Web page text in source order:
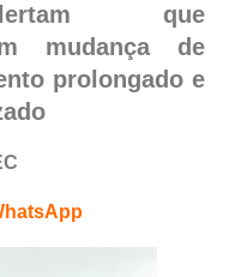
que
mudança de
prolongado e